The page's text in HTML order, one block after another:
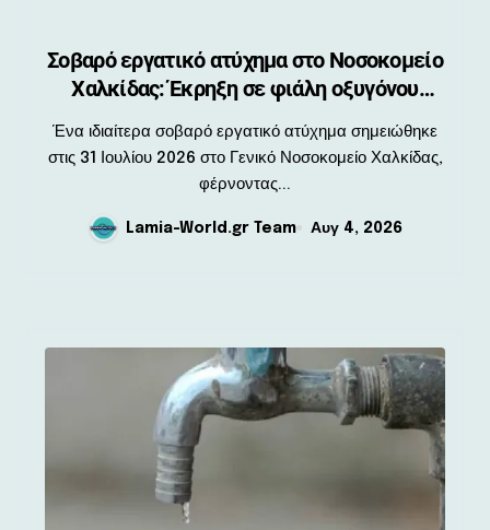
Σοβαρό εργατικό ατύχημα στο Νοσοκομείο
Χαλκίδας: Έκρηξη σε φιάλη οξυγόνου
Ένα ιδιαίτερα σοβαρό εργατικό ατύχημα σημειώθηκε
στις 31 Ιουλίου 2026 στο Γενικό Νοσοκομείο Χαλκίδας,
φέρνοντας...
Lamia-World.gr Team Αυγ 4, 2026